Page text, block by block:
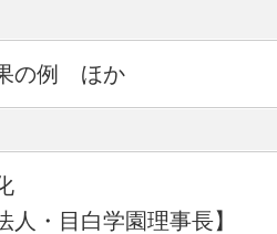
の例 ほか
人・目白学園理事長】